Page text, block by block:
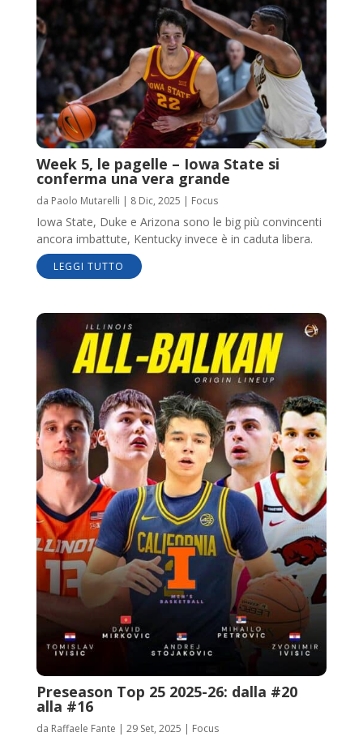
Week 5, le pagelle – Iowa State si
conferma una vera grande
da Paolo Mutarelli | 8 Dic, 2025 | Focus
Iowa State, Duke e Arizona sono le big più convincenti
ancora imbattute, Kentucky invece è in caduta libera.
LEGGI TUTTO
Preseason Top 25 2025-26: dalla #20
alla #16
da Raffaele Fante | 29 Set, 2025 | Focus